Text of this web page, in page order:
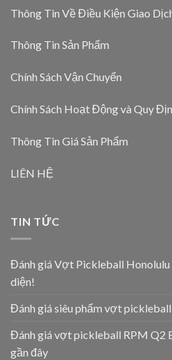
Thông Tin Về Điều Kiện Giao
Thông Tin Sản Phẩm
Chính Sách Vận Chuyển
Chính Sách Hoạt Động và Quy
Thông Tin Giá Sản Phẩm
LIÊN HỆ
TIN TỨC
Đánh giá Vợt Pickleball Honolulu
diện!
Đánh giá siêu phẩm vợt
Đánh giá vợt pickleball RPM Q2
gần đây